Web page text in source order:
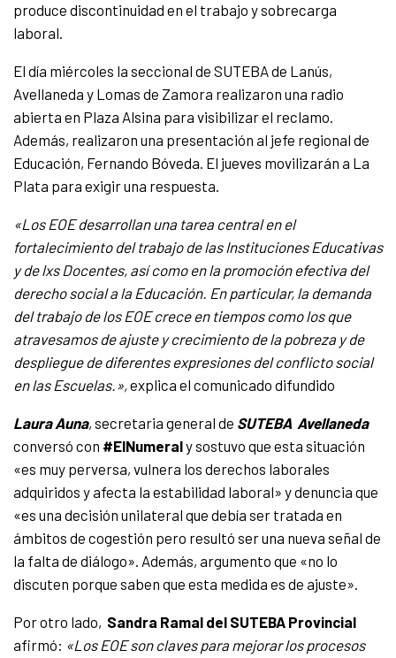
produce discontinuidad en el trabajo y sobrecarga
laboral.
El día miércoles la seccional de SUTEBA de Lanús,
Avellaneda y Lomas de Zamora realizaron una radio
abierta en Plaza Alsina para visibilizar el reclamo.
Además, realizaron una presentación al jefe regional de
Educación, Fernando Bóveda. El jueves movilizarán a La
Plata para exigir una respuesta.
«Los EOE desarrollan una tarea central en el
fortalecimiento del trabajo de las Instituciones Educativas
y de lxs Docentes, así como en la promoción efectiva del
derecho social a la Educación. En particular, la demanda
del trabajo de los EOE crece en tiempos como los que
atravesamos de ajuste y crecimiento de la pobreza y de
despliegue de diferentes expresiones del conflicto social
en las Escuelas.»,explica el comunicado difundido
Laura Auna, secretaria general de SUTEBA Avellaneda
conversó con #ElNumeraly sostuvo que esta situación
«es muy perversa, vulnera los derechos laborales
adquiridos y afecta la estabilidad laboral» y denuncia que
«es una decisión unilateral que debía ser tratada en
ámbitos de cogestión pero resultó ser una nueva señal de
la falta de diálogo». Además, argumento que «no lo
discuten porque saben que esta medida es de ajuste».
Por otro lado, Sandra Ramal del SUTEBA Provincial
afirmó: «Los EOE son claves para mejorar los procesos